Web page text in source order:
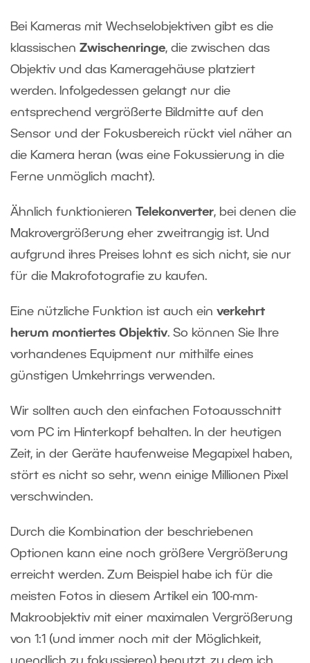
Bei Kameras mit Wechselobjektiven gibt es die
klassischen Zwischenringe, die zwischen das
Objektiv und das Kameragehäuse platziert
werden. Infolgedessen gelangt nur die
entsprechend vergrößerte Bildmitte auf den
Sensor und der Fokusbereich rückt viel näher an
die Kamera heran (was eine Fokussierung in die
Ferne unmöglich macht).
Ähnlich funktionieren Telekonverter, bei denen die
Makrovergrößerung eher zweitrangig ist. Und
aufgrund ihres Preises lohnt es sich nicht, sie nur
für die Makrofotografie zu kaufen.
Eine nützliche Funktion ist auch ein verkehrt
herum montiertes Objektiv. So können Sie Ihre
vorhandenes Equipment nur mithilfe eines
günstigen Umkehrrings verwenden.
Wir sollten auch den einfachen Fotoausschnitt
vom PC im Hinterkopf behalten. In der heutigen
Zeit, in der Geräte haufenweise Megapixel haben,
stört es nicht so sehr, wenn einige Millionen Pixel
verschwinden.
Durch die Kombination der beschriebenen
Optionen kann eine noch größere Vergrößerung
erreicht werden. Zum Beispiel habe ich für die
meisten Fotos in diesem Artikel ein 100-mm-
Makroobjektiv mit einer maximalen Vergrößerung
von 1:1 (und immer noch mit der Möglichkeit,